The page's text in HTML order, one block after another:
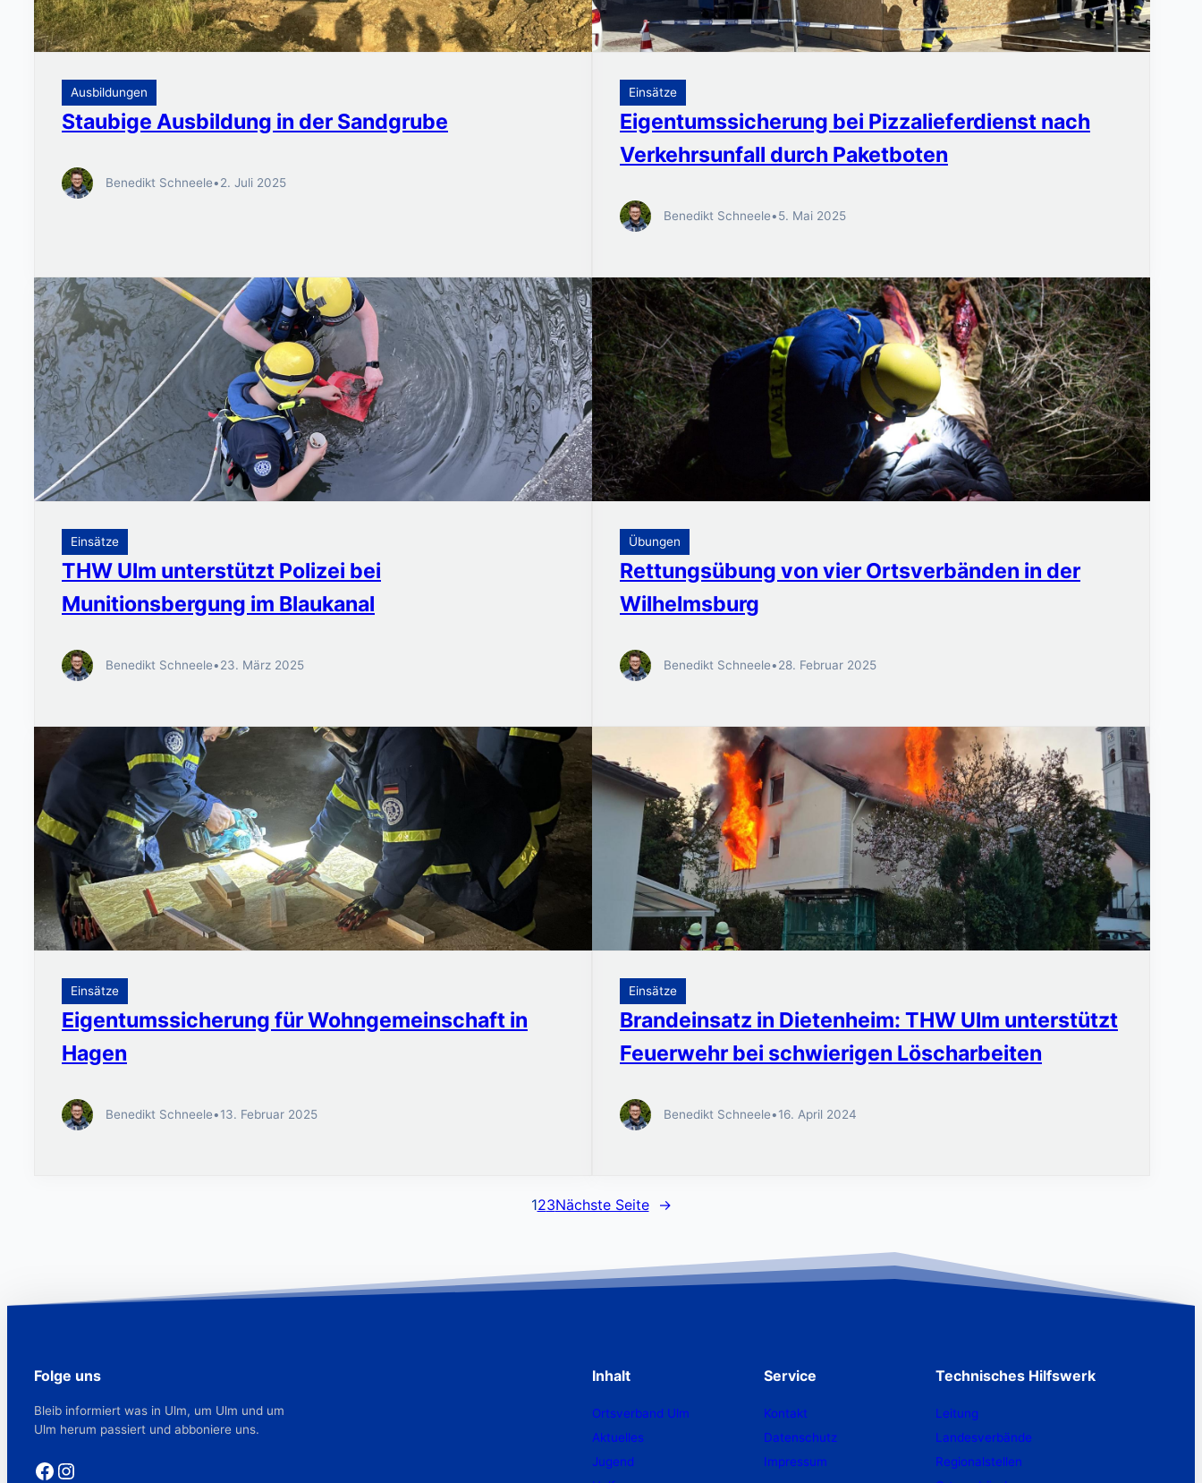
Ausbildungen
Staubige Ausbildung in der Sandgrube
Benedikt Schneele•2. Juli 2025
Einsätze
Eigentumssicherung bei Pizzalieferdienst nach
Verkehrsunfall durch Paketboten
Benedikt Schneele•5. Mai 2025
Einsätze
THW Ulm unterstützt Polizei bei
Munitionsbergung im Blaukanal
Benedikt Schneele•23. März 2025
Übungen
Rettungsübung von vier Ortsverbänden in der
Wilhelmsburg
Benedikt Schneele•28. Februar 2025
Einsätze
Eigentumssicherung für Wohngemeinschaft in
Hagen
Benedikt Schneele•13. Februar 2025
Einsätze
Brandeinsatz in Dietenheim: THW Ulm unterstützt
Feuerwehr bei schwierigen Löscharbeiten
Benedikt Schneele•16. April 2024
123Nächste Seite →
Folge uns
Bleib informiert was in Ulm, um Ulm und um
Ulm herum passiert und abboniere uns.
Facebook Instagram
Inhalt
Ortsverband Ulm
Aktuelles
Jugend
Service
Kontakt
Datenschutz
Impressum
Technisches Hilfswerk
Leitung
Landesverbände
Regionalstellen